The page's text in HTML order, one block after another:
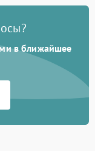
в ближайшее